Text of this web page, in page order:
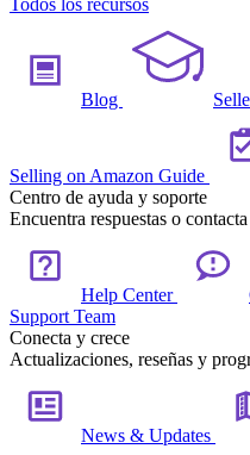
Todos los recursos
Blog
Selling on Amazon Guide
Centro de ayuda y soporte
Encuentra respuestas o
Help Center
Support Team
Conecta y crece
Actualizaciones, reseñas y
News & Updates